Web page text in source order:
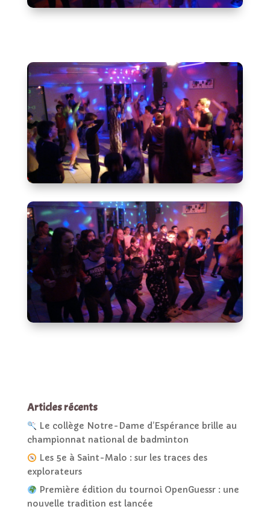
Articles récents
Le collège Notre-Dame d’Espérance brille au
championnat national de badminton
Les 5e à Saint-Malo : sur les traces des
explorateurs
Première édition du tournoi OpenGuessr : une
nouvelle tradition est lancée